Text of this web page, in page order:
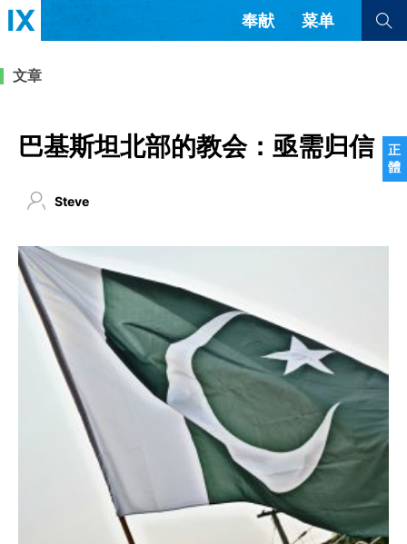
正
體
奉献 菜单
教会带领 解经式讲道与神学
福音传讲与宣教
团契生活与祷告
查看全部
查看全部
简体中文
西班牙语
葡萄牙语
乌兹别克语
达里语
法语
罗马尼亚语
波兰语
越南语
意大利语
德语
土耳其语
阿拉伯语
阿尔巴尼亚语
塞尔维亚语 柬埔寨语
文章
巴基斯坦北部的教会：亟需归信
Steve